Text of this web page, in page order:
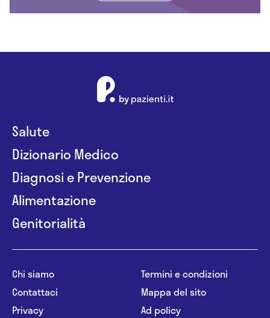
Salute
Dizionario Medico
Diagnosi e Prevenzione
Alimentazione
Genitorialità
Chi siamo
Contattaci
Privacy
Termini e condizioni
Mappa del sito
Ad policy